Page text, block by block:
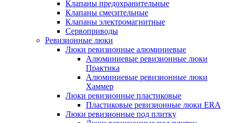
Клапаны предохранительные
Клапаны смесительные
Клапаны электромагнитные
Сервоприводы
Ревизионные люки
Люки ревизионные алюминиевые
Алюминиевые ревизионные люки
Практика
Алюминиевые ревизионные люки
Хаммер
Люки ревизионные пластиковые
Пластиковые ревизионные люки ERA
Люки ревизионные под плитку